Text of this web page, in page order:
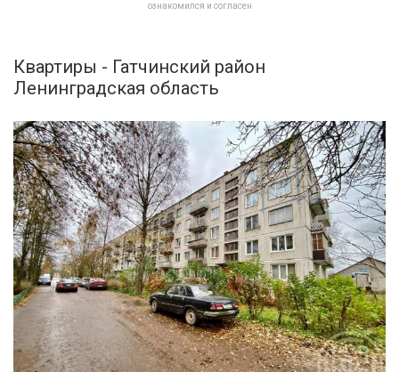
ознакомился и согласен
Квартиры - Гатчинский район
Ленинградская область